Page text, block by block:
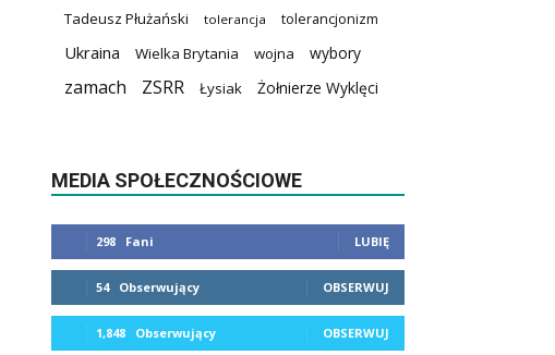
Tadeusz Płużański tolerancja tolerancjonizm
Ukraina Wielka Brytania wojna wybory
zamach ZSRR Łysiak Żołnierze Wyklęci
MEDIA SPOŁECZNOŚCIOWE
298 Fani LUBIĘ
54 Obserwujący OBSERWUJ
1,848 Obserwujący OBSERWUJ